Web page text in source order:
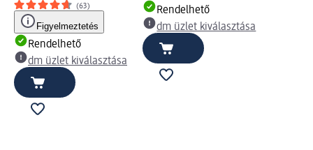
(63)
Figyelmeztetés
Rendelhető
dm üzlet kiválasztása
Rendelhető
dm üzlet kiválasztása